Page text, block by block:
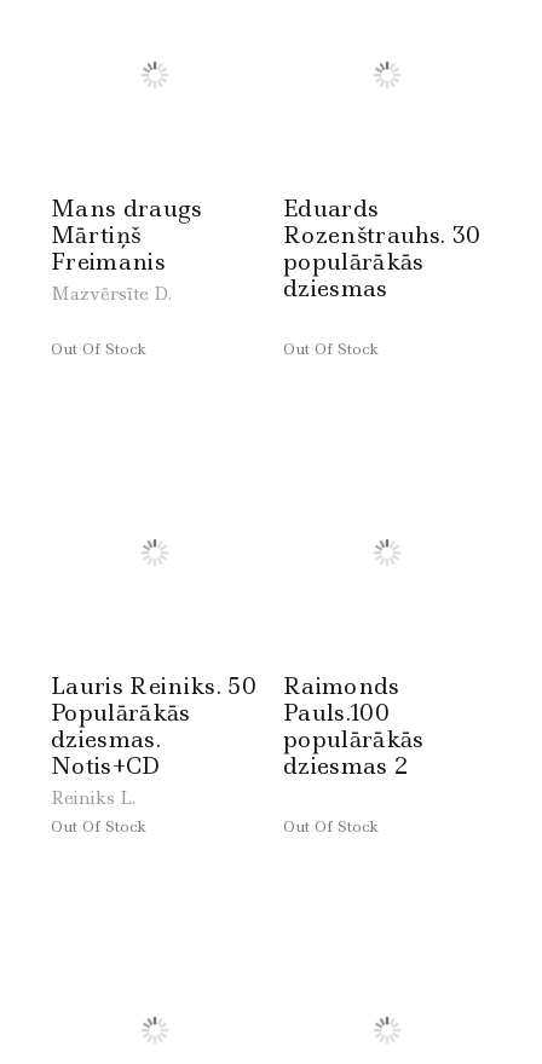
Mans draugs
Mārtiņš
Freimanis
Mazvērsīte D.
Out Of Stock
Eduards
Rozenštrauhs. 30
populārākās
dziesmas
Out Of Stock
Lauris Reiniks. 50
Populārākās
dziesmas.
Notis+CD
Reiniks L.
Out Of Stock
Raimonds
Pauls.100
populārākās
dziesmas 2
Out Of Stock